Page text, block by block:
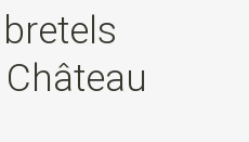
bretels